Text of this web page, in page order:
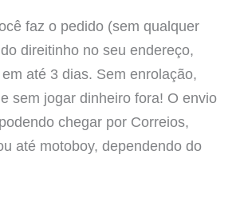
faz o pedido (sem qualquer
direitinho no seu endereço,
até 3 dias. Sem enrolação,
sem jogar dinheiro fora! O envio
chegar por Correios,
até motoboy, dependendo do